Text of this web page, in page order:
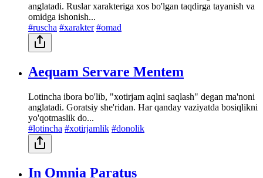
anglatadi. Ruslar xarakteriga xos bo'lgan taqdirga tayanish va
omidga ishonish...
#ruscha #xarakter #omad
Aequam Servare Mentem
Lotincha ibora bo'lib, "xotirjam aqlni saqlash" degan ma'noni
anglatadi. Goratsiy she'ridan. Har qanday vaziyatda bosiqlikni
yo'qotmaslik do...
#lotincha #xotirjamlik #donolik
In Omnia Paratus